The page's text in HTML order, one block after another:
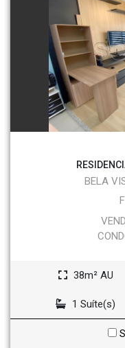
BELA
38m² AU
1 Suíte(s)